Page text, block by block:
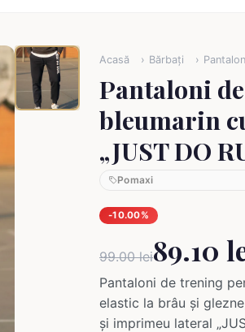
Acasă Bărbați
Pantaloni
bleumarin
„JUST DO
Pomaxi
-10.00%
99.00 lei89.10
Pantaloni de trening
elastic la brâu și
și imprimeu lateral